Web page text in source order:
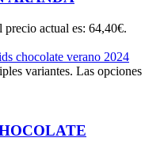
precio actual es: 64,40€.
variantes. Las